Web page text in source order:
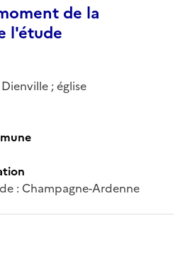
de la
l'étude
; église
: Champagne-Ardenne